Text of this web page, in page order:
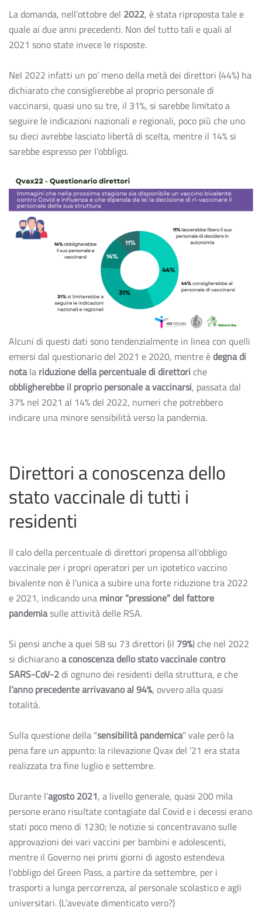
La domanda, nell’ottobre del 2022, è stata riproposta tale e
quale ai due anni precedenti. Non del tutto tali e quali al
2021 sono state invece le risposte.
Nel 2022 infatti un po’ meno della metà dei direttori (44%) ha
dichiarato che consiglierebbe al proprio personale di
vaccinarsi, quasi uno su tre, il 31%, si sarebbe limitato a
seguire le indicazioni nazionali e regionali, poco più che uno
su dieci avrebbe lasciato libertà di scelta, mentre il 14% si
sarebbe espresso per l’obbligo.
Alcuni di questi dati sono tendenzialmente in linea con quelli
emersi dal questionario del 2021 e 2020, mentre èdegna di
notala riduzione della percentuale di direttori che
obbligherebbe il proprio personale a vaccinarsi, passata dal
37% nel 2021 al 14% del 2022, numeri che potrebbero
indicare una minore sensibilità verso la pandemia.
Direttori a conoscenza dello
stato vaccinale di tutti i
residenti
Il calo della percentuale di direttori propensa all’obbligo
vaccinale per i propri operatori per un ipotetico vaccino
bivalente non è l’unica a subire una forte riduzione tra 2022
e 2021, indicando una minor “pressione” del fattore
pandemiasulle attività delle RSA.
Si pensi anche a quei 58 su 73 direttori (il 79%) che nel 2022
si dichiaranoa conoscenza dello stato vaccinale contro
SARS-CoV-2di ognuno dei residenti della struttura, e che
l’anno precedente arrivavano al 94%, ovvero alla quasi
totalità.
Sulla questione della “sensibilità pandemica” vale però la
pena fare un appunto: la rilevazione Qvax del ’21 era stata
realizzata tra fine luglio e settembre.
Durante l’agosto 2021, a livello generale, quasi 200 mila
persone erano risultate contagiate dal Covid e i decessi erano
stati poco meno di 1230; le notizie si concentravano sulle
approvazioni dei vari vaccini per bambini e adolescenti,
mentre il Governo nei primi giorni di agosto estendeva
l’obbligo del Green Pass, a partire da settembre, per i
trasporti a lunga percorrenza, al personale scolastico e agli
universitari. (L’avevate dimenticato vero?)